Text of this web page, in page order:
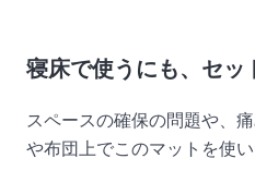
寝床で使うにも、セッ
スペースの確保の問題や、
や布団上でこのマットを使